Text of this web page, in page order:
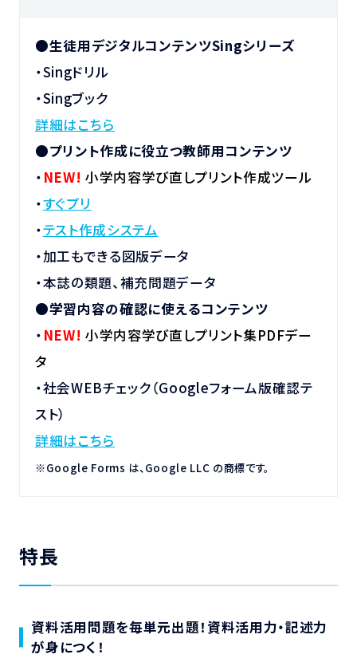
●生徒用デジタルコンテンツSingシリーズ
・Singドリル
・Singブック
詳細はこちら
●プリント作成に役立つ教師用コンテンツ
・ NEW! 小学内容学び直しプリント作成ツール
・すぐプリ
・テスト作成システム
・加工もできる図版データ
・本誌の類題、補充問題データ
●学習内容の確認に使えるコンテンツ
・ NEW! 小学内容学び直しプリント集PDFデー
タ
・社会WEBチェック（Googleフォーム版確認テ
スト）
詳細はこちら
※Google Forms は、Google LLC の商標です。
特長
資料活用問題を毎単元出題！資料活用力・記述力
が身につく！